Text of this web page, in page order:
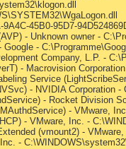
45B0-95D7-
- Unknown owner -
-
Company, L.P. -
- Macrovision
Service
- NVIDIA Corporation
- Rocket Division
- VMware,
- VMware, Inc. -
(vmount2) -
-